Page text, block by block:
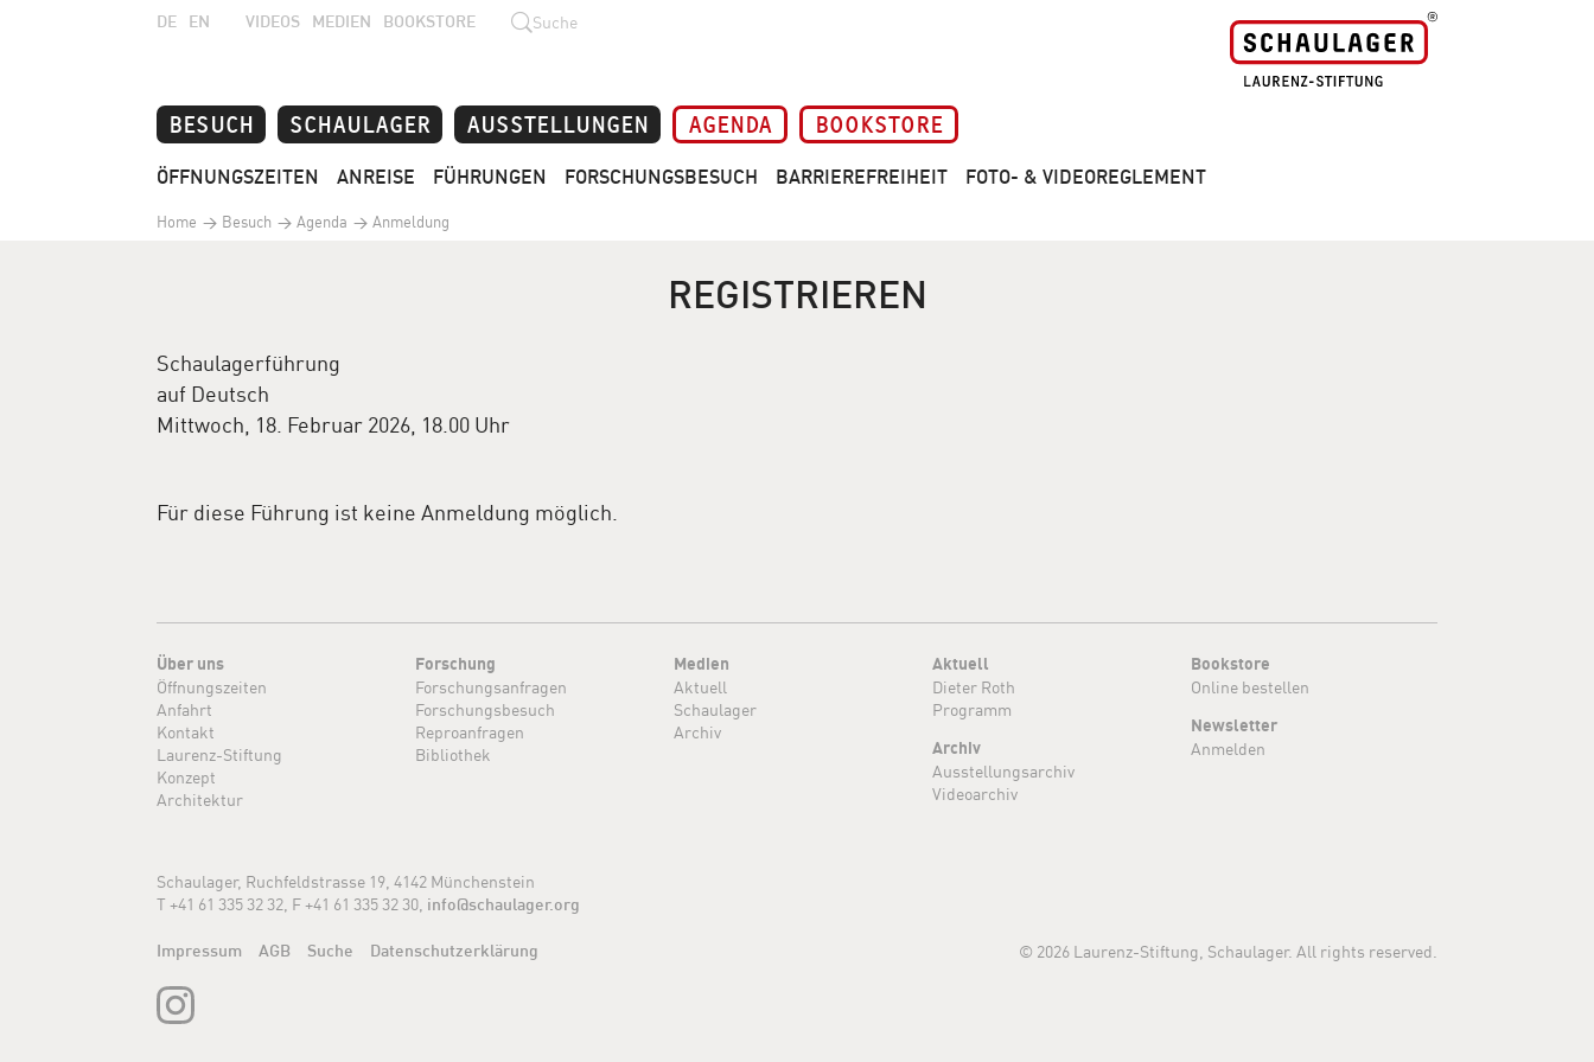
DE EN VIDEOS MEDIEN BOOKSTORE Suche
BESUCH SCHAULAGER AUSSTELLUNGEN AGENDA BOOKSTORE
ÖFFNUNGSZEITEN ANREISE FÜHRUNGEN FORSCHUNGSBESUCH BARRIEREFREIHEIT FOTO- & VIDEOREGLEMENT
Home Besuch Agenda Anmeldung
REGISTRIEREN
Schaulagerführung
auf Deutsch
Mittwoch, 18. Februar 2026, 18.00 Uhr
Für diese Führung ist keine Anmeldung möglich.
Über uns
Öffnungszeiten
Anfahrt
Kontakt
Laurenz-Stiftung
Konzept
Architektur
Forschung
Forschungsanfragen
Forschungsbesuch
Reproanfragen
Bibliothek
Medien
Aktuell
Schaulager
Archiv
Aktuell
Dieter Roth
Programm
Archiv
Ausstellungsarchiv
Videoarchiv
Bookstore
Online bestellen
Newsletter
Anmelden
Schaulager, Ruchfeldstrasse 19, 4142 Münchenstein
T +41 61 335 32 32, F +41 61 335 32 30, info@schaulager.org
Impressum AGB Suche Datenschutzerklärung © 2026 Laurenz-Stiftung, Schaulager. All rights reserved.